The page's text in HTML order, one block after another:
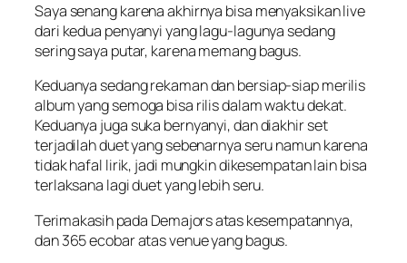
Saya senang karena akhirnya bisa menyaksikan live
dari kedua penyanyi yang lagu-lagunya sedang
sering saya putar, karena memang bagus.
Keduanya sedang rekaman dan bersiap-siap merilis
album yang semoga bisa rilis dalam waktu dekat.
Keduanya juga suka bernyanyi, dan diakhir set
terjadilah duet yang sebenarnya seru namun karena
tidak hafal lirik, jadi mungkin dikesempatan lain bisa
terlaksana lagi duet yang lebih seru.
Terimakasih pada Demajors atas kesempatannya,
dan 365 ecobar atas venue yang bagus.